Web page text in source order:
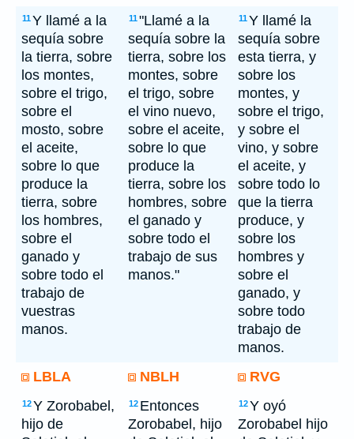
11Y llamé a la
sequía sobre
la tierra, sobre
los montes,
sobre el trigo,
sobre el
mosto, sobre
el aceite,
sobre lo que
produce la
tierra, sobre
los hombres,
sobre el
ganado y
sobre todo el
trabajo de
vuestras
manos.
11"Llamé a la
sequía sobre la
tierra, sobre los
montes, sobre
el trigo, sobre
el vino nuevo,
sobre el aceite,
sobre lo que
produce la
tierra, sobre los
hombres, sobre
el ganado y
sobre todo el
trabajo de sus
manos."
11Y llamé la
sequía sobre
esta tierra, y
sobre los
montes, y
sobre el trigo,
y sobre el
vino, y sobre
el aceite, y
sobre todo lo
que la tierra
produce, y
sobre los
hombres y
sobre el
ganado, y
sobre todo
trabajo de
manos.
LBLA
NBLH RVG
12Y Zorobabel,
hijo de
12 Entonces
Zorobabel, hijo
12Y oyó
Zorobabel hijo